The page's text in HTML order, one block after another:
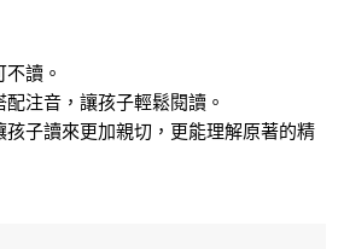
讀。
注音，讓孩子輕鬆閱讀。
子讀來更加親切，更能理解原著的精